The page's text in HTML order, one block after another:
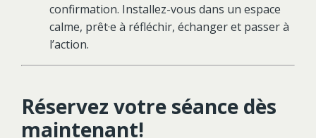
confirmation. Installez-vous dans un espace
calme, prêt·e à réfléchir, échanger et passer à
l’action.
Réservez votre séance dès
maintenant!